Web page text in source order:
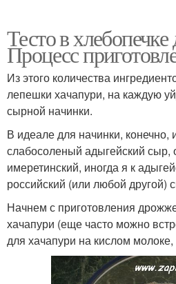
Тесто в
Процесс
Из этого количества
лепешки хачапури, на каждую
сырной начинки.
В идеале для начинки, конечно,
слабосоленый адыгейский сыр,
имеретинский, иногда я к
российский (или любой другой)
Начнем с приготовления
хачапури (еще часто можно
для хачапури на кислом